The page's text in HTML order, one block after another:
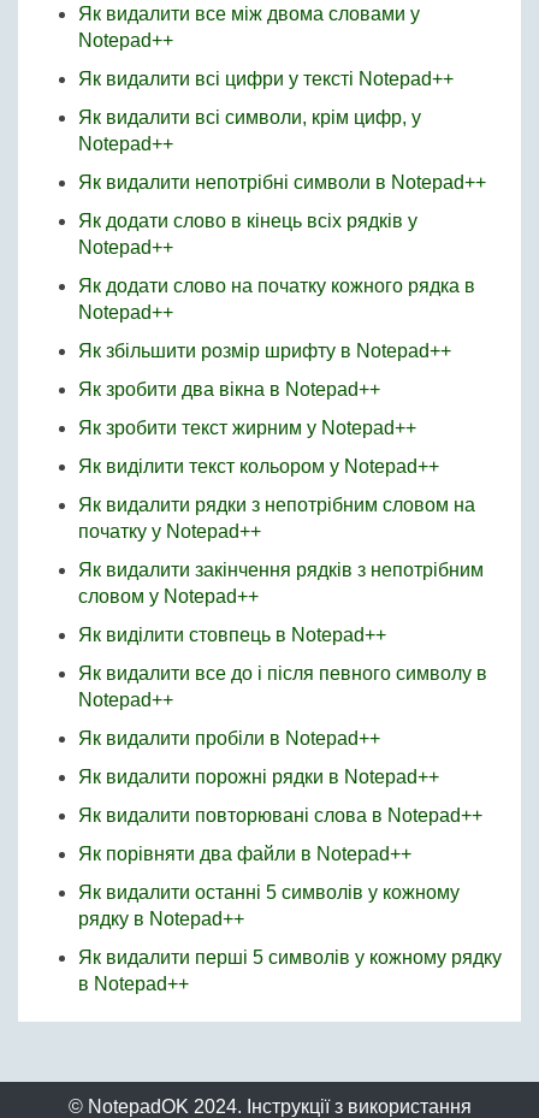
Як видалити все між двома словами у
Notepad++
Як видалити всі цифри у тексті Notepad++
Як видалити всі символи, крім цифр, у
Notepad++
Як видалити непотрібні символи в Notepad++
Як додати слово в кінець всіх рядків у
Notepad++
Як додати слово на початку кожного рядка в
Notepad++
Як збільшити розмір шрифту в Notepad++
Як зробити два вікна в Notepad++
Як зробити текст жирним у Notepad++
Як виділити текст кольором у Notepad++
Як видалити рядки з непотрібним словом на
початку у Notepad++
Як видалити закінчення рядків з непотрібним
словом у Notepad++
Як виділити стовпець в Notepad++
Як видалити все до і після певного символу в
Notepad++
Як видалити пробіли в Notepad++
Як видалити порожні рядки в Notepad++
Як видалити повторювані слова в Notepad++
Як порівняти два файли в Notepad++
Як видалити останні 5 символів у кожному
рядку в Notepad++
Як видалити перші 5 символів у кожному рядку
в Notepad++
© NotepadOK 2024. Інструкції з використання